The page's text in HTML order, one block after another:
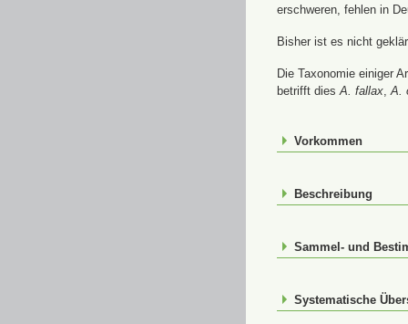
erschweren, fehlen in
Bisher ist es nicht
Die Taxonomie einiger
betrifft diesA. fallax,A.
Vorkommen
Beschreibung
Sammel- und
Systematische